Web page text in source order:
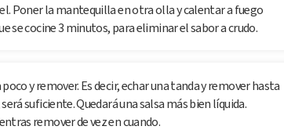
Poner la mantequilla en otra olla y calentar a fuego
se cocine 3 minutos, para eliminar el sabor a crudo.
y remover. Es decir, echar una tanda y remover hasta
suficiente. Quedará una salsa más bien líquida.
remover de vez en cuando.